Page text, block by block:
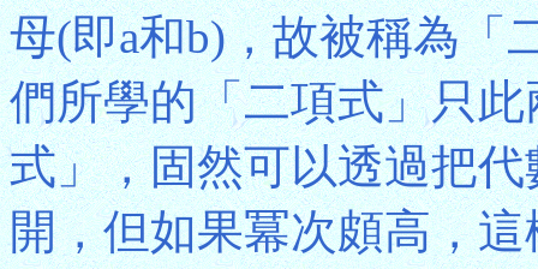
母(即a和b)，故被稱為「
們所學的「二項式」只
式」，固然可以透過把
開，但如果冪次頗高，